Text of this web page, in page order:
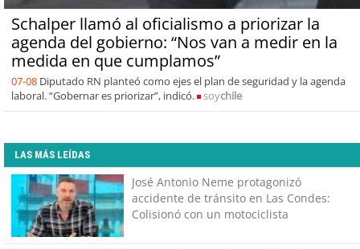
Schalper llamó al oficialismo a priorizar la
agenda del gobierno: “Nos van a medir en la
medida en que cumplamos”
07-08 Diputado RN planteó como ejes el plan de seguridad y la agenda
laboral. “Gobernar es priorizar”, indicó.
soychile
LAS MÁS LEÍDAS
José Antonio Neme protagonizó
accidente de tránsito en Las Condes:
Colisionó con un motociclista